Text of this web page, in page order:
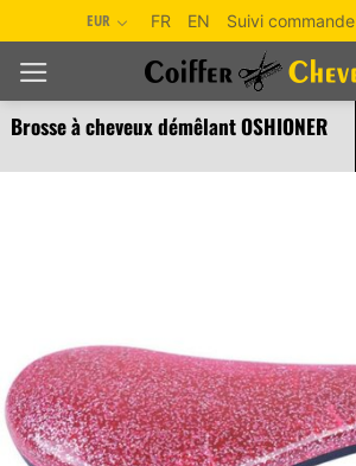
au
contenu
EUR FR EN Suivi commande
Brosse à cheveux démêlant OSHIONER